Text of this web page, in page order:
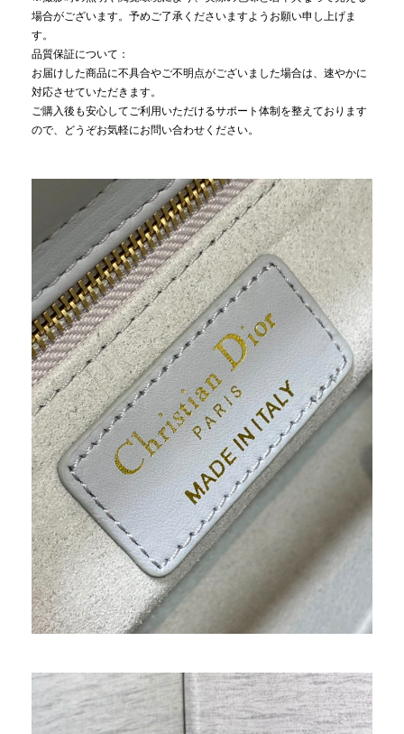
場合がございます。予めご了承くださいますようお願い申し上げま
す。
品質保証について：
お届けした商品に不具合やご不明点がございました場合は、速やかに
対応させていただきます。
ご購入後も安心してご利用いただけるサポート体制を整えております
ので、どうぞお気軽にお問い合わせください。